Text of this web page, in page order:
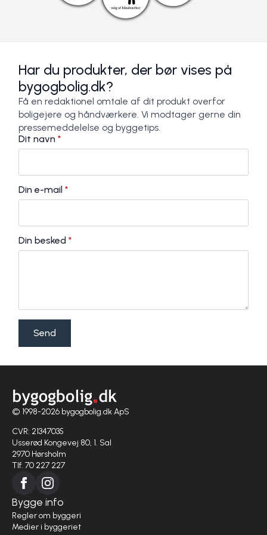
Har du produkter, der bør vises på
bygogbolig.dk?
Få en redaktionel omtale af dit produkt overfor
boligejere og håndværkere. Vi modtager gerne din
pressemeddelelse og byggetips.
Dit navn *
Din e-mail *
Din besked *
Send
© 1998-2026 bygogbolig.dk ApS
CVR: 21347035
Usserød Kongevej 80, 1. Sal
2970 Hørsholm
Tlf. 70 227 227
Bygge info
Regler om byggeri
Medier i byggeriet